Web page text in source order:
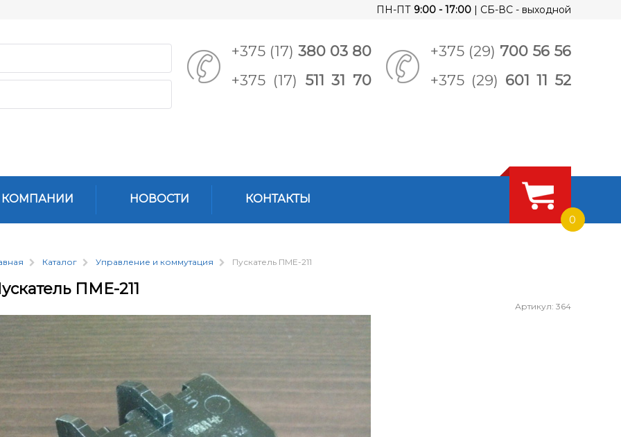
ПН-ПТ 9:00 - 17:00 | СБ-ВС - выходной
+375 (17) 380 03 80
+375 (17) 511 31 70
+375 (29) 700 56 56
+375 (29) 601 11 52
НОВОСТИ КОНТАКТЫ
0
Каталог Управление и коммутация Пускатель ПМЕ-211
ПМЕ-211
Артикул: 364